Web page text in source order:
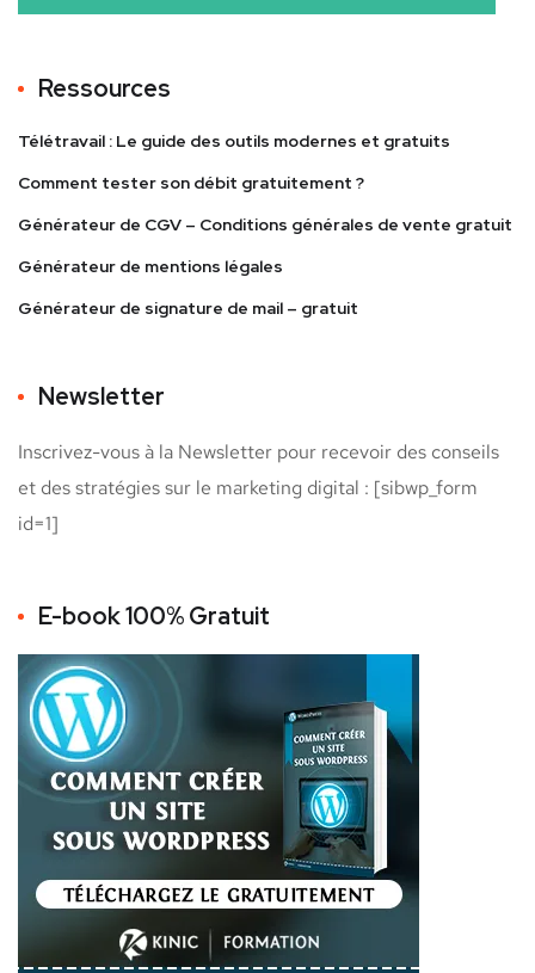
Ressources
Télétravail : Le guide des outils modernes et gratuits
Comment tester son débit gratuitement ?
Générateur de CGV – Conditions générales de vente gratuit
Générateur de mentions légales
Générateur de signature de mail – gratuit
Newsletter
Inscrivez-vous à la Newsletter pour recevoir des conseils
et des stratégies sur le marketing digital : [sibwp_form
id=1]
E-book 100% Gratuit